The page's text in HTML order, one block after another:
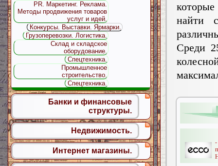
-
найти
Среди
PR. Маркетинг. Реклама.
Методы продвижения товаров
услуг и идей.
Конкурсы. Выставки. Ярмарки.
Грузоперевозки. Логистика.
Склад и складское
оборудование.
Спецтехника.
Промышленное
строительство.
Спецтехника.
Банки и финансовые
структуры.
Недвижимость.
Интернет магазины.